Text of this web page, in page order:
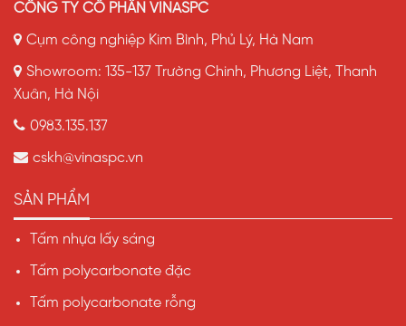
CÔNG TY CỔ PHẦN VINASPC
Cụm công nghiệp Kim Bình, Phủ Lý, Hà Nam
Showroom: 135-137 Trường Chinh, Phương Liệt, Thanh
Xuân, Hà Nội
0983.135.137
cskh@vinaspc.vn
SẢN PHẨM
Tấm nhựa lấy sáng
Tấm polycarbonate đặc
Tấm polycarbonate rỗng